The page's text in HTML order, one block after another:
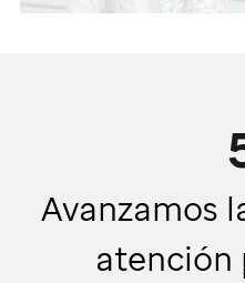
Avanzamos
atención